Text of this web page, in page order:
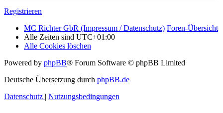
Registrieren
MC Richter GbR (Impressum / Datenschutz) Foren-Übersicht
Alle Zeiten sind UTC+01:00
Alle Cookies löschen
Powered by phpBB® Forum Software © phpBB Limited
Deutsche Übersetzung durch phpBB.de
Datenschutz | Nutzungsbedingungen